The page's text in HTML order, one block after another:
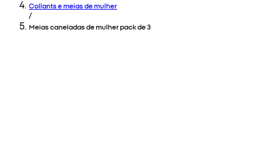
Collants e meias de mulher
/
Meias caneladas de mulher pack de 3